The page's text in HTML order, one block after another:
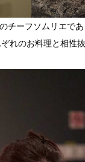
チーフソムリエで
れのお料理と相性抜